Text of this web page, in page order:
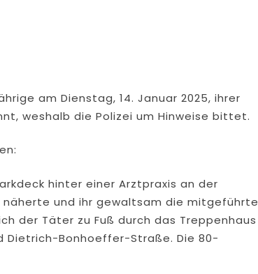
am Dienstag, 14. Januar 2025, ihrer
weshalb die Polizei um Hinweise bittet.
hinter einer Arztpraxis an der
und ihr gewaltsam die mitgeführte
der Täter zu Fuß durch das Treppenhaus
Dietrich-Bonhoeffer-Straße. Die 80-